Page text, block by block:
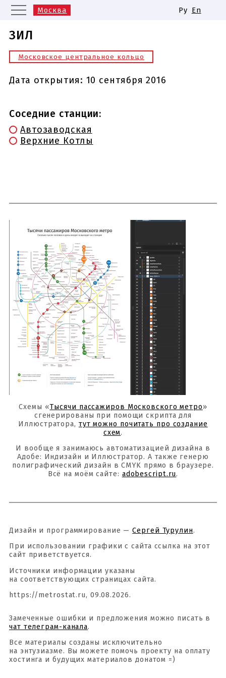
Москва
Новосибирск
Самара
Одинаковые названия станций
метро
Ру En
ЗИЛ
Московское центральное кольцо
Дата открытия: 10 сентября 2016
Соседние станции:
Автозаводская
Верхние Котлы
Схемы «Тысячи пассажиров Московского метро»
сгенерированы при помощи скрипта для
Иллюстратора, тут можно почитать про создание
схем.
И вообще я занимаюсь автоматизацией дизайна в
Адобе: Индизайн и Иллюстратор. А также генерю
полиграфический дизайн в CMYK прямо в браузере.
Всё на моём сайте: adobescript.ru.
Дизайн и программирование —Сергей Турулин.
При использовании графики с сайта ссылка на этот
сайт приветствуется.
Источники информации указаны
на соответствующих страницах сайта.
https://metrostat.ru, 09.08.2026.
Замеченные ошибки и предложения можно писать в
чат телеграм-канала.
Все материалы созданы исключительно
на энтузиазме. Вы можете помочь проекту на оплату
хостинга и будущих материалов донатом =)